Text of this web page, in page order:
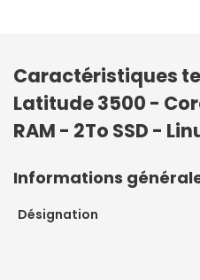
Caractéristiques
Latitude 3500 -
RAM - 2To SSD -
Informations
Désignation